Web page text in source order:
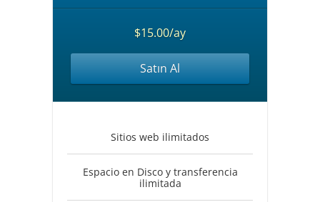
$15.00/ay
Satın Al
Sitios web ilimitados
Espacio en Disco y transferencia
ilimitada